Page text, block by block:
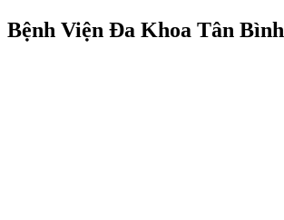
Bệnh Viện Đa Khoa Tân Bình